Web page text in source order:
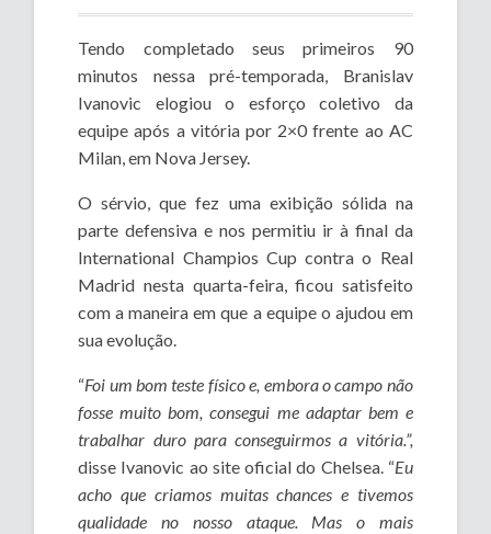
Tendo completado seus primeiros 90
minutos nessa pré-temporada, Branislav
Ivanovic elogiou o esforço coletivo da
equipe após a vitória por 2×0 frente ao AC
Milan, em Nova Jersey.
O sérvio, que fez uma exibição sólida na
parte defensiva e nos permitiu ir à final da
International Champios Cup contra o Real
Madrid nesta quarta-feira, ficou satisfeito
com a maneira em que a equipe o ajudou em
sua evolução.
“Foi um bom teste físico e, embora o campo não
fosse muito bom, consegui me adaptar bem e
trabalhar duro para conseguirmos a vitória.”,
disse Ivanovic ao site oficial do Chelsea. “Eu
acho que criamos muitas chances e tivemos
qualidade no nosso ataque. Mas o mais